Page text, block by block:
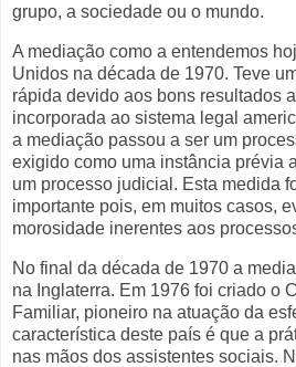
grupo, a sociedade ou o mundo.
A mediação como a entendemos
Unidos na década de 1970. Teve
rápida devido aos bons resultados
incorporada ao sistema legal
a mediação passou a ser um
exigido como uma instância prévia
um processo judicial. Esta medida
importante pois, em muitos casos,
morosidade inerentes aos
No final da década de 1970 a
na Inglaterra. Em 1976 foi criado o
Familiar, pioneiro na atuação da
característica deste país é que a
nas mãos dos assistentes sociais.